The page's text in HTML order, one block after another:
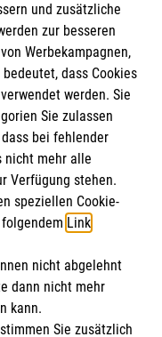
e.V.
und zusätzliche
zur besseren
Werbekampagnen,
dass Cookies
werden. Sie
Sie zulassen
bei fehlender
nicht mehr alle
Verfügung stehen.
speziellen Cookie-
Link.
nicht abgelehnt
dann nicht mehr
kann.
Sie zusätzlich